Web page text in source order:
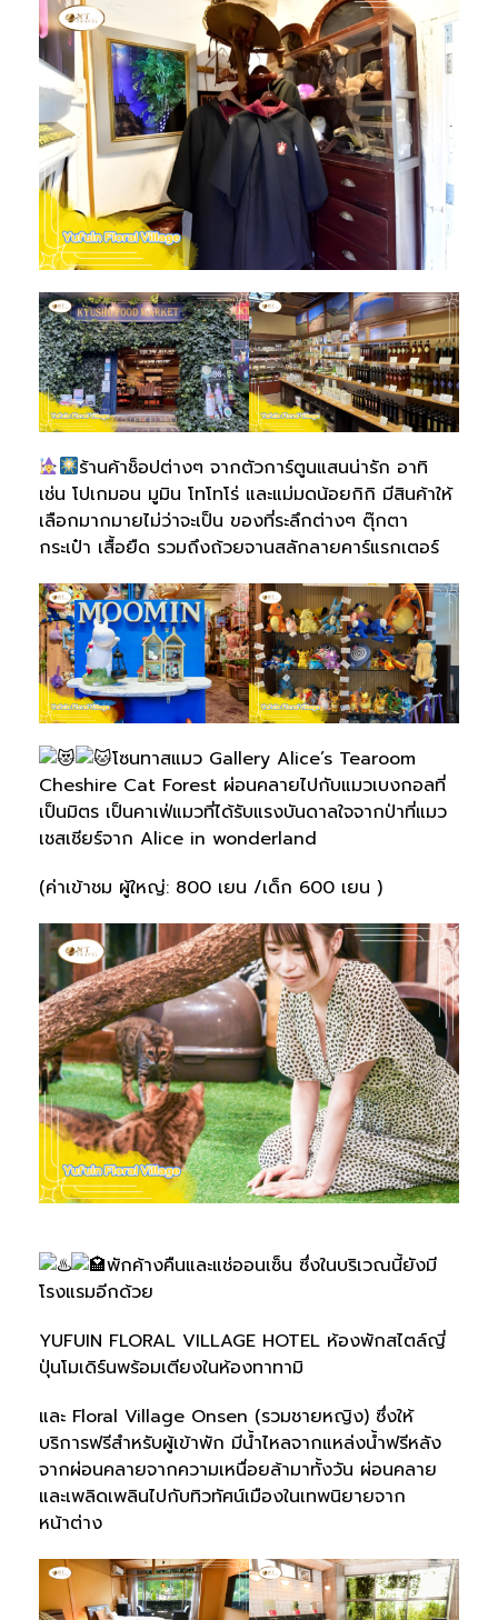
ร้านค้าช็อปต่างๆ จากตัวการ์ตูนแสนน่ารัก อาทิ
เช่น โปเกมอน มูมิน โทโทโร่ และแม่มดน้อยกิกิ มีสินค้าให้
เลือกมากมายไม่ว่าจะเป็น ของที่ระลึกต่างๆ ตุ๊กตา
กระเป๋า เสื้อยืด รวมถึงถ้วยจานสลักลายคาร์แรกเตอร์
โซนทาสแมว Gallery Alice’s Tearoom
Cheshire Cat Forest ผ่อนคลายไปกับแมวเบงกอลที่
เป็นมิตร เป็นคาเฟ่แมวที่ได้รับแรงบันดาลใจจากป่าที่แมว
เชสเชียร์จาก Alice in wonderland
(ค่าเข้าชม ผู้ใหญ่: 800 เยน /เด็ก 600 เยน )
พักค้างคืนและแช่ออนเซ็น ซึ่งในบริเวณนี้ยังมี
โรงแรมอีกด้วย
YUFUIN FLORAL VILLAGE HOTEL ห้องพักสไตล์ญี่
ปุ่นโมเดิร์นพร้อมเตียงในห้องทาทามิ
และ Floral Village Onsen (รวมชายหญิง) ซึ่งให้
บริการฟรีสำหรับผู้เข้าพัก มีน้ำไหลจากแหล่งน้ำฟรีหลัง
จากผ่อนคลายจากความเหนื่อยล้ามาทั้งวัน ผ่อนคลาย
และเพลิดเพลินไปกับทิวทัศน์เมืองในเทพนิยายจาก
หน้าต่าง